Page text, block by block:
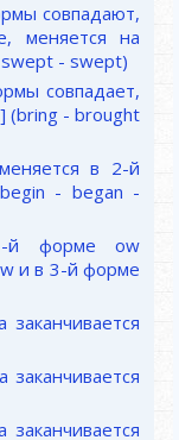
совпадают,
меняется на
- swept)
совпадает,
(bring - brought
в 2-й
- began -
форме ow
и в 3-й форме